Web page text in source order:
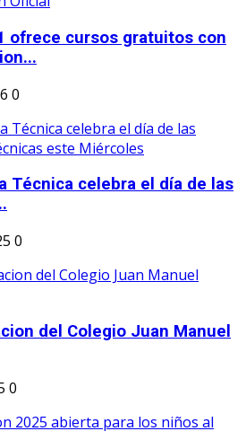
ofrece cursos gratuitos con
0
Técnica celebra el día de las
0
del Colegio Juan Manuel
0